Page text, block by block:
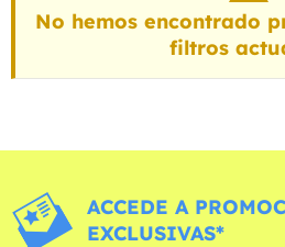
No hemos encontrado
filtros
ACCEDE A
EXCLUSIVAS*